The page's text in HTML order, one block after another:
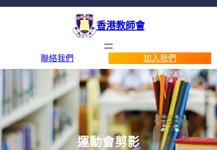
香港教師會
聯絡我們 加入我們
運動會剪影